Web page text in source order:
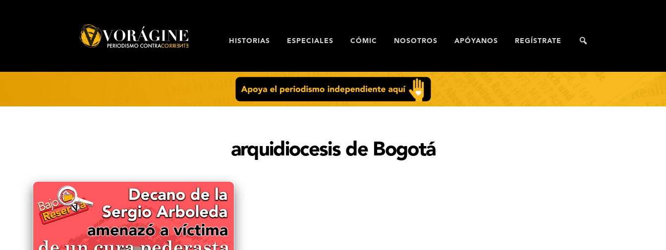
HISTORIAS ESPECIALES CÓMIC NOSOTROS APÓYANOS REGÍSTRATE
arquidiocesis de Bogotá